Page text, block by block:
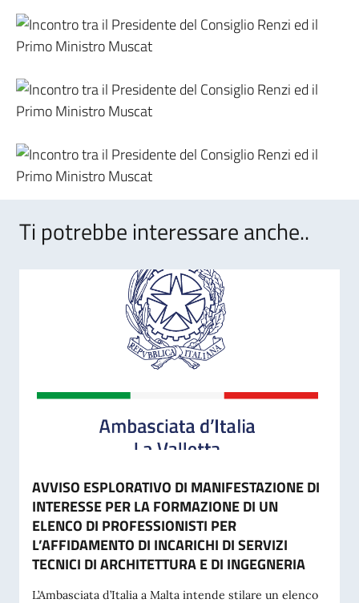
Ti potrebbe interessare anche..
AVVISO ESPLORATIVO DI MANIFESTAZIONE DI
INTERESSE PER LA FORMAZIONE DI UN
ELENCO DI PROFESSIONISTI PER
L’AFFIDAMENTO DI INCARICHI DI SERVIZI
TECNICI DI ARCHITETTURA E DI INGEGNERIA
L’Ambasciata d’Italia a Malta intende stilare un elenco